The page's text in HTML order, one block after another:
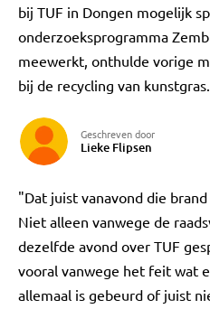
bij TUF in Dongen mogelijk
onderzoeksprogramma
meewerkt, onthulde vorige
bij de recycling van kunstgras.
Geschreven door
Lieke Flipsen
"Dat juist vanavond die
Niet alleen vanwege de
dezelfde avond over TUF
vooral vanwege het feit wat
allemaal is gebeurd of juist